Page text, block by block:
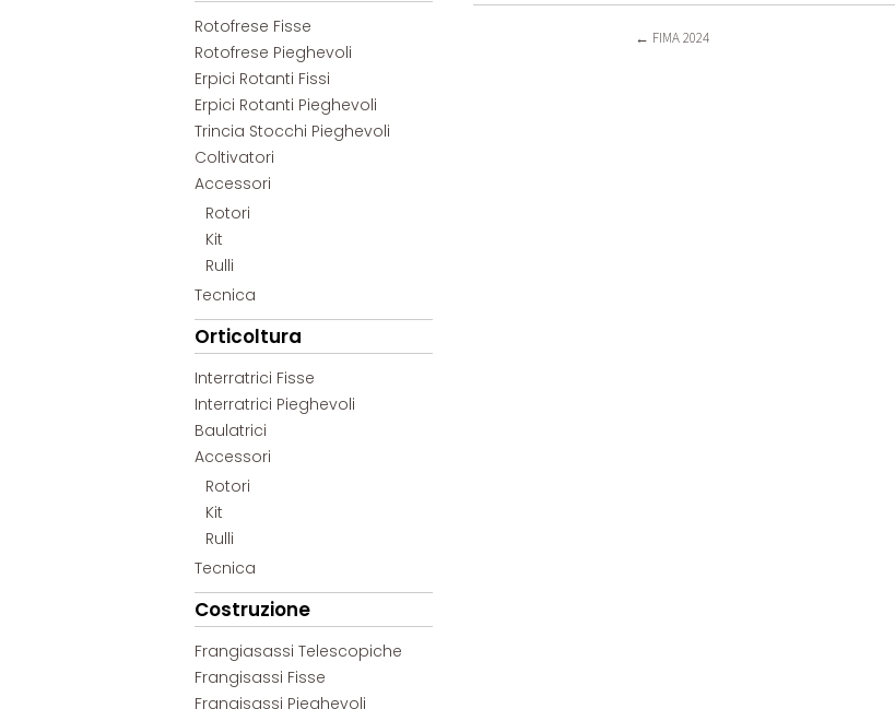
← FIMA 2024
Rotofrese Fisse
Rotofrese Pieghevoli
Erpici Rotanti Fissi
Erpici Rotanti Pieghevoli
Trincia Stocchi Pieghevoli
Coltivatori
Accessori
Rotori
Kit
Rulli
Tecnica
Orticoltura
Interratrici Fisse
Interratrici Pieghevoli
Baulatrici
Accessori
Rotori
Kit
Rulli
Tecnica
Costruzione
Frangiasassi Telescopiche
Frangisassi Fisse
Frangisassi Pieghevoli